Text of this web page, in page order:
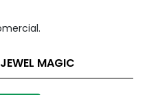
MAGIC